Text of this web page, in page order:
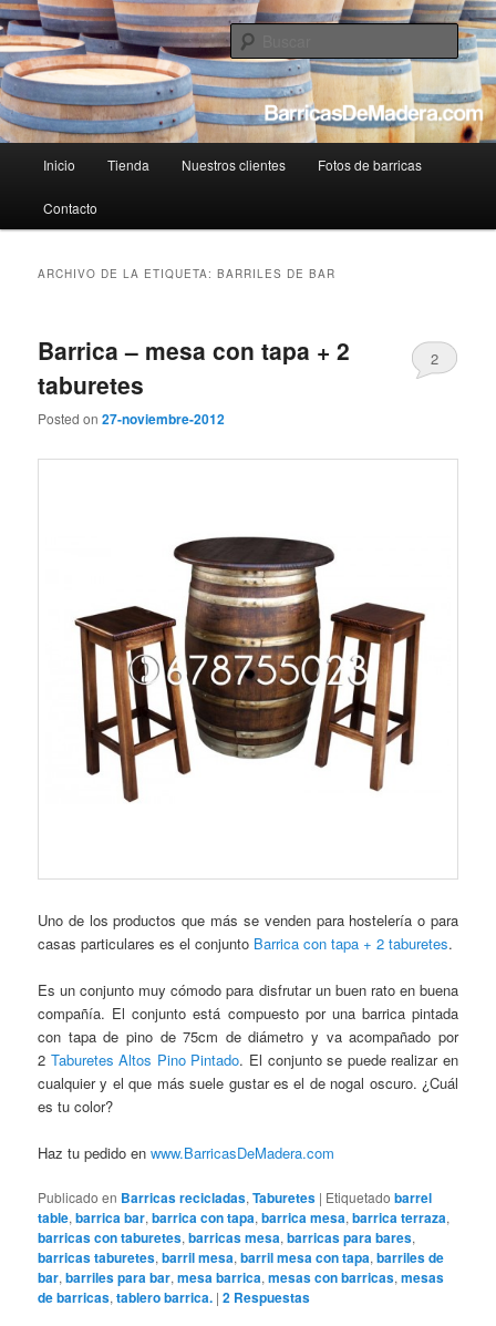
BarricasDeMadera.com – Reciclaje y
venta de barricas usadas
Tienda de barricas de madera usadas online
principal
Ir
al
Ir
al
Inicio Tienda Nuestros clientes Fotos de barricas
Contacto
ARCHIVO DE LA ETIQUETA:BARRILES DE BAR
Barrica – mesa con tapa + 2
taburetes
Posted on27-noviembre-2012
2
Uno de los productos que más se venden para hostelería o para
casas particulares es el conjunto Barrica con tapa + 2 taburetes.
Es un conjunto muy cómodo para disfrutar un buen rato en buena
compañía. El conjunto está compuesto por una barrica pintada
con tapa de pino de 75cm de diámetro y va acompañado por
2 Taburetes Altos Pino Pintado. El conjunto se puede realizar en
cualquier y el que más suele gustar es el de nogal oscuro. ¿Cuál
es tu color?
Haz tu pedido enwww.BarricasDeMadera.com
Publicado en Barricas recicladas,Taburetes | Etiquetado barrel
table,barrica bar,barrica con tapa,barrica mesa,barrica terraza,
barricas con taburetes,barricas mesa,barricas para bares,
barricas taburetes,barril mesa,barril mesa con tapa,barriles de
bar,barriles para bar,mesa barrica,mesas con barricas,mesas
de barricas,tablero barrica. |2 Respuestas